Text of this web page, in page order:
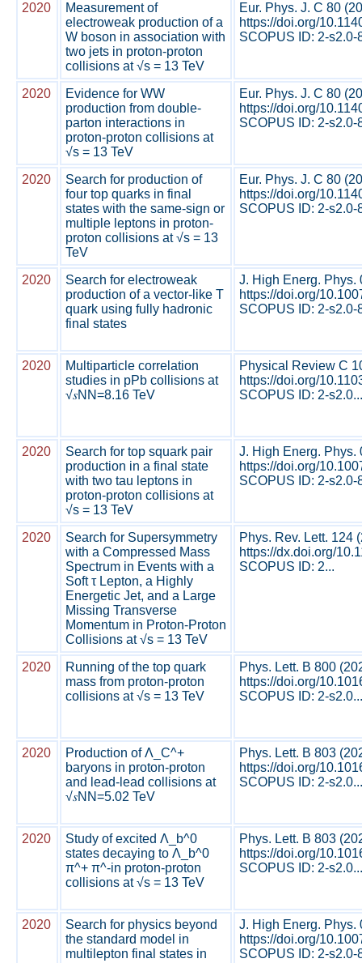
2020
Measurement of
electroweak production of a
W boson in association with
two jets in proton-proton
collisions at √s = 13 TeV
Eur. Phys. J. C 80
https://doi.org/
SCOPUS ID: 2-s2.0-
2020
Evidence for WW
production from double-
parton interactions in
proton-proton collisions at
√s = 13 TeV
Eur. Phys. J. C 80
https://doi.org/
SCOPUS ID: 2-s2.0-
2020
Search for production of
four top quarks in final
states with the same-sign or
multiple leptons in proton-
proton collisions at √s = 13
TeV
Eur. Phys. J. C 80
https://doi.org/
SCOPUS ID: 2-s2.0-
2020
Search for electroweak
production of a vector-like T
quark using fully hadronic
final states
J. High Energ. Phys.
https://doi.org/
SCOPUS ID: 2-s2.0-
2020
Multiparticle correlation
studies in pPb collisions at
√𝑠NN=8.16 TeV
Physical Review C
https://doi.org/
SCOPUS ID: 2-s2.0...
2020
Search for top squark pair
production in a final state
with two tau leptons in
proton-proton collisions at
√s = 13 TeV
J. High Energ. Phys.
https://doi.org/
SCOPUS ID: 2-s2.0-
2020
Search for Supersymmetry
with a Compressed Mass
Spectrum in Events with a
Soft τ Lepton, a Highly
Energetic Jet, and a Large
Missing Transverse
Momentum in Proton-Proton
Collisions at √s = 13 TeV
Phys. Rev. Lett. 124
https://dx.doi.org/
SCOPUS ID: 2...
2020
Running of the top quark
mass from proton-proton
collisions at √s = 13 TeV
Phys. Lett. B 800
https://doi.org/
SCOPUS ID: 2-s2.0...
2020
Production of Λ_C^+
baryons in proton-proton
and lead-lead collisions at
√𝑠NN=5.02 TeV
Phys. Lett. B 803
https://doi.org/
SCOPUS ID: 2-s2.0...
2020
Study of excited Λ_b^0
states decaying to Λ_b^0
π^+ π^-in proton-proton
collisions at √s = 13 TeV
Phys. Lett. B 803
https://doi.org/
SCOPUS ID: 2-s2.0...
2020
Search for physics beyond
the standard model in
multilepton final states in
J. High Energ. Phys.
https://doi.org/
SCOPUS ID: 2-s2.0-